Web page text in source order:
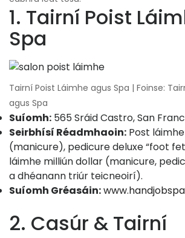
1. Tairní Poist
Spa
Tairní Poist Láimhe agus Spa | Foinse:
agus Spa
Suíomh: 565 Sráid Castro, San
Seirbhísí Réadmhaoin: Post
(manicure), pedicure deluxe “foot
láimhe milliún dollar (manicure,
a dhéanann triúr teicneoirí).
Suíomh Gréasáin:
2. Casúr & Tairní